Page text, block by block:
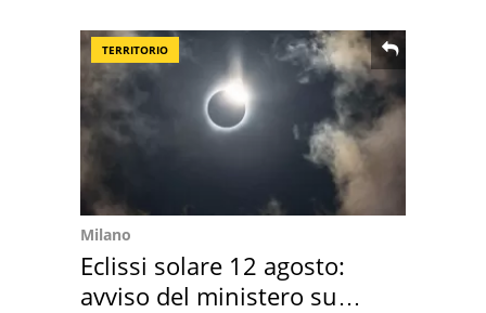
TERRITORIO
Milano
Eclissi solare 12 agosto:
avviso del ministero su